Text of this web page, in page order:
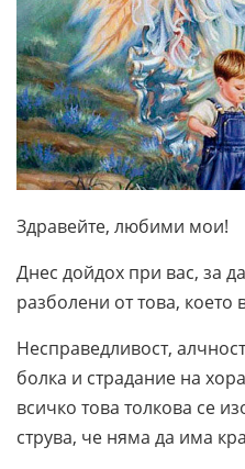
Здравейте, любими мои!
Днес дойдох при вас, за
разболени от това, което
Несправедливост,
болка и страдание на
всичко това толкова се
струва, че няма да има